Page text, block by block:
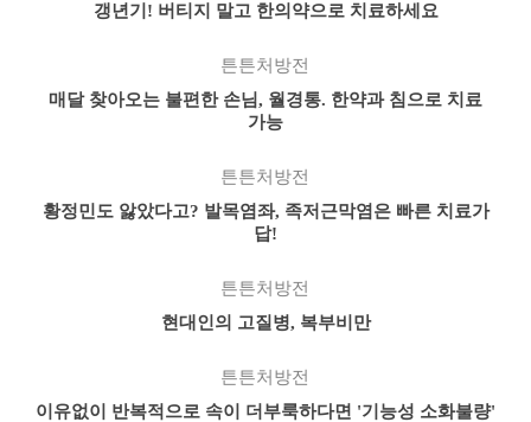
갱년기! 버티지 말고 한의약으로 치료하세요
튼튼처방전
매달 찾아오는 불편한 손님, 월경통. 한약과 침으로 치료
가능
튼튼처방전
황정민도 앓았다고? 발목염좌, 족저근막염은 빠른 치료가
답!
튼튼처방전
현대인의 고질병, 복부비만
튼튼처방전
이유없이 반복적으로 속이 더부룩하다면 '기능성 소화불량'